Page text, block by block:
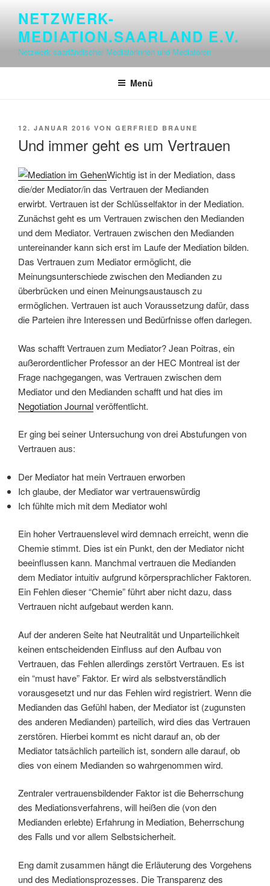
springen
NETZWERK-
MEDIATION.SAARLAND E.V.
Netzwerk saarländischer Mediatorinnen und Mediatoren
Menü
VERÖFFENTLICHT
12. JANUAR 2016 VON GERFRIED BRAUNE
Und immer geht es um Vertrauen
Wichtig ist in der Mediation, dass
die/der Mediator/in das Vertrauen der Medianden
erwirbt. Vertrauen ist der Schlüsselfaktor in der Mediation.
Zunächst geht es um Vertrauen zwischen den Medianden
und dem Mediator. Vertrauen zwischen den Medianden
untereinander kann sich erst im Laufe der Mediation bilden.
Das Vertrauen zum Mediator ermöglicht, die
Meinungsunterschiede zwischen den Medianden zu
überbrücken und einen Meinungsaustausch zu
ermöglichen. Vertrauen ist auch Voraussetzung dafür, dass
die Parteien ihre Interessen und Bedürfnisse offen darlegen.
Was schafft Vertrauen zum Mediator? Jean Poitras, ein
außerordentlicher Professor an der HEC Montreal ist der
Frage nachgegangen, was Vertrauen zwischen dem
Mediator und den Medianden schafft und hat dies im
Negotiation Journalveröffentlicht.
Er ging bei seiner Untersuchung von drei Abstufungen von
Vertrauen aus:
Der Mediator hat mein Vertrauen erworben
Ich glaube, der Mediator war vertrauenswürdig
Ich fühlte mich mit dem Mediator wohl
Ein hoher Vertrauenslevel wird demnach erreicht, wenn die
Chemie stimmt. Dies ist ein Punkt, den der Mediator nicht
beeinflussen kann. Manchmal vertrauen die Medianden
dem Mediator intuitiv aufgrund körpersprachlicher Faktoren.
Ein Fehlen dieser “Chemie” führt aber nicht dazu, dass
Vertrauen nicht aufgebaut werden kann.
Auf der anderen Seite hat Neutralität und Unparteilichkeit
keinen entscheidenden Einfluss auf den Aufbau von
Vertrauen, das Fehlen allerdings zerstört Vertrauen. Es ist
ein “must have” Faktor. Er wird als selbstverständlich
vorausgesetzt und nur das Fehlen wird registriert. Wenn die
Medianden das Gefühl haben, der Mediator ist (zugunsten
des anderen Medianden) parteilich, wird dies das Vertrauen
zerstören. Hierbei kommt es nicht darauf an, ob der
Mediator tatsächlich parteilich ist, sondern alle darauf, ob
dies von einem Medianden so wahrgenommen wird.
Zentraler vertrauensbildender Faktor ist die Beherrschung
des Mediationsverfahrens, will heißen die (von den
Medianden erlebte) Erfahrung in Mediation, Beherrschung
des Falls und vor allem Selbstsicherheit.
Eng damit zusammen hängt die Erläuterung des Vorgehens
und des Mediationsprozesses. Die Transparenz des